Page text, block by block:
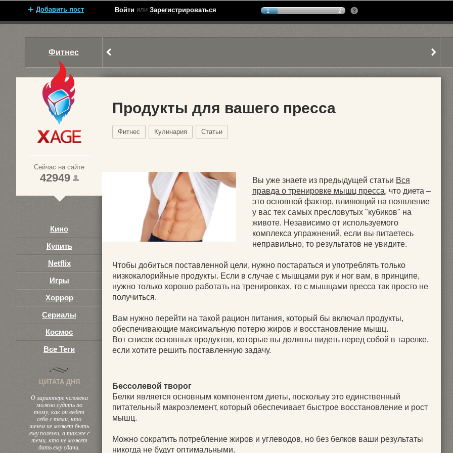
Добавить пост Войти или Зарегистрироваться 1 2
Фитнес
Сейчас на сайте
42949
Кино
Купить
Netflix
Игры
Хоррор
Сериалы
Космос
Все Теги
ЦИТАТА ДНЯ
О характере человека
можно судить по
тому, как он ведет
себя с теми, кто
ничем не может быть
ему полезен, а также с
теми, кто не может
дать ему сдачи.
Продукты для вашего пресса
Фитнес Кулинария Статьи
Вы уже знаете из предыдущей статьи Вся
правда о тренировке мышц пресса, что диета –
это основной фактор, влияющий на появление
у вас тех самых пресловутых "кубиков" на
животе. Независимо от используемого
комплекса упражнений, если вы питаетесь
неправильно, то результатов не увидите.
Чтобы добиться поставленной цели, нужно постараться и употреблять только
низкокалорийные продукты. Если в случае с мышцами рук и ног вам, в принципе,
нужно только хорошо работать на тренировках, то с мышцами пресса так просто не
получиться.
Вам нужно перейти на такой рацион питания, который бы включал продукты,
обеспечивающие максимальную потерю жиров и восстановление мышц.
Вот список основных продуктов, которые вы должны видеть перед собой в тарелке,
если хотите решить поставленную задачу.
Бессолевой творог
Белки является основным компонентом диеты, поскольку это единственный
питательный макроэлемент, который обеспечивает быстрое восстановление и рост
мышц.
Можно сократить потребление жиров и углеводов, но без белков ваши результаты
никогда не будут оптимальными.